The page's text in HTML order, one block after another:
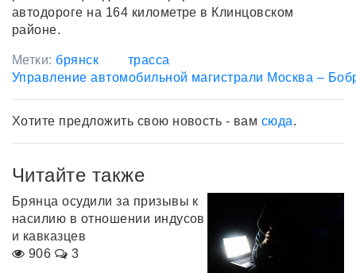
автодороге на 164 километре в Клинцовском
районе.
Метки: брянск
трасса
Управление автомобильной магистрали Москва –
Хотите предложить свою новость - вам сюда.
Читайте также
Брянца осудили за призывы к
насилию в отношении индусов
и кавказцев
906
3